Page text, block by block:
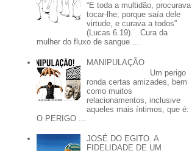
“E toda a multidão, procurava
tocar-lhe; porque saía dele
virtude, e curava a todos”
(Lucas 6.19). Cura da
mulher do fluxo de sangue ...
MANIPULAÇÃO
Um perigo
ronda certas amizades, bem
como muitos
relacionamentos, inclusive
aqueles mais íntimos, que é:
O PERIGO ...
JOSÉ DO EGITO. A
FIDELIDADE DE UM